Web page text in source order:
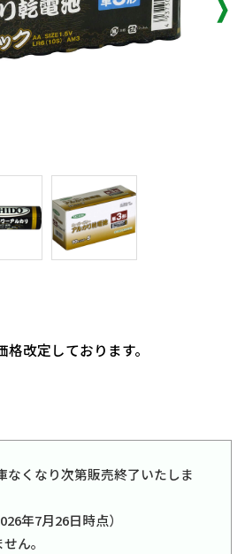
改定しております。
なくなり次第販売終了いたしま
年7月26日時点）
ん。